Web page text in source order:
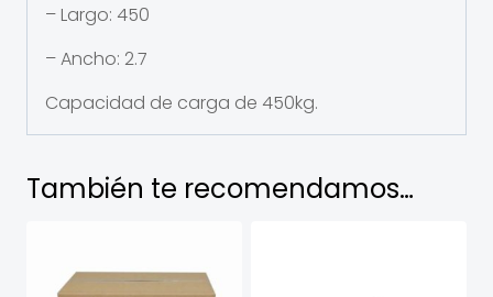
– Largo: 450
– Ancho: 2.7
Capacidad de carga de 450kg.
También te recomendamos…